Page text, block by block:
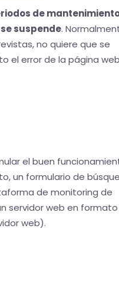
de
suspende.
no quiere que se
el error de la página
el buen
un formulario de
de monitoring de
servidor web en formato
web).